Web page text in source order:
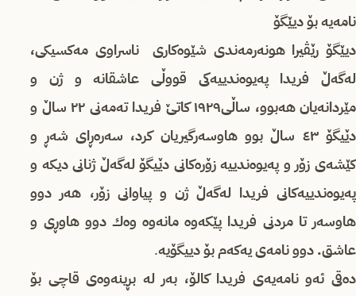
نامەیە بۆ دیێگۆ
دیێگۆ رێڤیرا هونەرمەندی شێوەكاری ناسراوی مەکسیکی،
لەگەڵ فریدا پەیوەندییەكی قووڵی عاشقانە و ژن و
مێردانەیان هەبوو، ساڵی١٩٢٩ كاتێ فریدا تەمەنی ٢٢ ساڵ و
دێیگۆ ٤٣ ساڵ بوو هاوسەرگیریان كرد، سەرەڕای شەڕ و
كێشەی زۆر و پەیوەندییە زۆرەكانی دێیگۆ لەگەڵ ژنانی دیكە و
پەیوەندییەكانی فریدا لەگەڵ ژن و پیاوانی زۆر، هەر دوو
هاوسەر تا مردنی فریدا پێكەوە مانەوە وەك دوو هاوڕی و
عاشق. دوو نامەی یەکەم بۆ دییگۆیە.
دەقی ئەو نامەیەی فریدا كالۆ، بەر لە بڕینەوەی قاچی بۆ